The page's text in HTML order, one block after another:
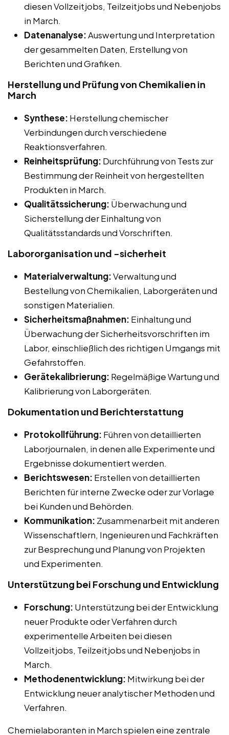
diesen Vollzeitjobs, Teilzeitjobs und Nebenjobs
in March.
Datenanalyse:Auswertung und Interpretation
der gesammelten Daten, Erstellung von
Berichten und Grafiken.
Herstellung und Prüfung von Chemikalien in
March
Synthese: Herstellung chemischer
Verbindungen durch verschiedene
Reaktionsverfahren.
Reinheitsprüfung: Durchführung von Tests zur
Bestimmung der Reinheit von hergestellten
Produkten in March.
Qualitätssicherung: Überwachung und
Sicherstellung der Einhaltung von
Qualitätsstandards und Vorschriften.
Labororganisation und -sicherheit
Materialverwaltung:Verwaltung und
Bestellung von Chemikalien, Laborgeräten und
sonstigen Materialien.
Sicherheitsmaßnahmen: Einhaltung und
Überwachung der Sicherheitsvorschriften im
Labor, einschließlich des richtigen Umgangs mit
Gefahrstoffen.
Gerätekalibrierung: Regelmäßige Wartung und
Kalibrierung von Laborgeräten.
Dokumentation und Berichterstattung
Protokollführung: Führen von detaillierten
Laborjournalen, in denen alle Experimente und
Ergebnisse dokumentiert werden.
Berichtswesen: Erstellen von detaillierten
Berichten für interne Zwecke oder zur Vorlage
bei Kunden und Behörden.
Kommunikation: Zusammenarbeit mit anderen
Wissenschaftlern, Ingenieuren und Fachkräften
zur Besprechung und Planung von Projekten
und Experimenten.
Unterstützung bei Forschung und Entwicklung
Forschung: Unterstützung bei der Entwicklung
neuer Produkte oder Verfahren durch
experimentelle Arbeiten bei diesen
Vollzeitjobs, Teilzeitjobs und Nebenjobs in
March.
Methodenentwicklung: Mitwirkung bei der
Entwicklung neuer analytischer Methoden und
Verfahren.
Chemielaboranten in March spielen eine zentrale